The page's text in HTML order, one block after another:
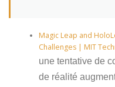
Magic Leap and
Challenges | MIT
une tentative de
de réalité